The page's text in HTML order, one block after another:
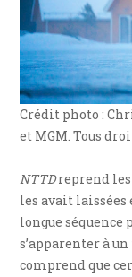
Crédit photo :
et MGM. Tous
NTTDreprend les
les avait laissées
longue
s’apparenter à
comprend que